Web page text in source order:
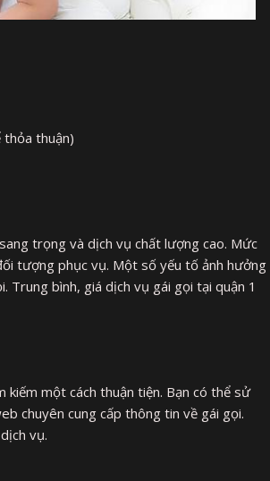
thỏa thuận)
trọng và dịch vụ chất lượng cao. Mức
tượng phục vụ. Một số yếu tố ảnh hưởng
Trung bình, giá dịch vụ gái gọi tại quận 1
kiếm một cách thuận tiện. Bạn có thể sử
chuyên cung cấp thông tin về gái gọi.
vụ.